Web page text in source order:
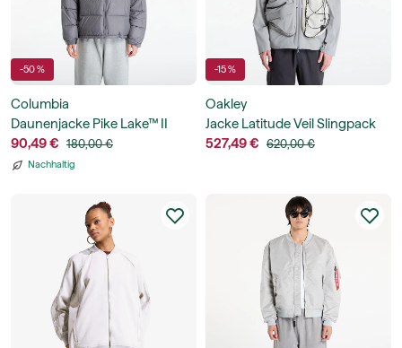
-50 %
Columbia
Daunenjacke Pike Lake™ II
Hooded Jacket
90,49 € 180,00 €
Nachhaltig
-15 %
Oakley
Jacke Latitude Veil Slingpack
Jacket Cement
527,49 € 620,00 €